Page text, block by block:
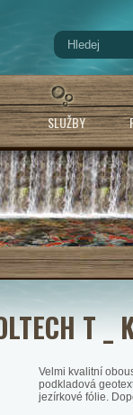
SLUŽBY
T _
Velmi kvalitní
podkladová
jezírkové fólie.